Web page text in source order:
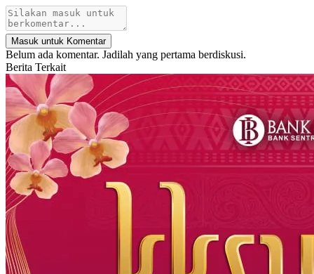
Masuk untuk Komentar
Belum ada komentar. Jadilah yang pertama berdiskusi.
Berita Terkait